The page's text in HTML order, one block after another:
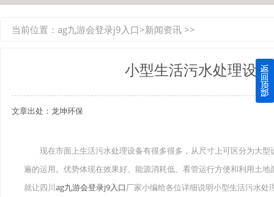
四川玻璃钢化粪池逐渐取代传统玻璃钢化粪池的这几点原因
关于重庆玻璃钢化粪池的这些基础知识你都记住了吗？
在安装绵阳玻璃钢化粪池时可能遇到这些难题
当前位置： ag九游会登录j9入口>新闻资讯 >>
小型生活污水处理设
文章出处：龙坤环保
现在市面上生活污水处理设备有很多很多，从尺寸上可区分为大型
遍的运用。优势体现在效果好、能源消耗低、看管运行方便和利用土
就让四川ag九游会登录j9入口厂家小编给各位详细说明小型生活污水处